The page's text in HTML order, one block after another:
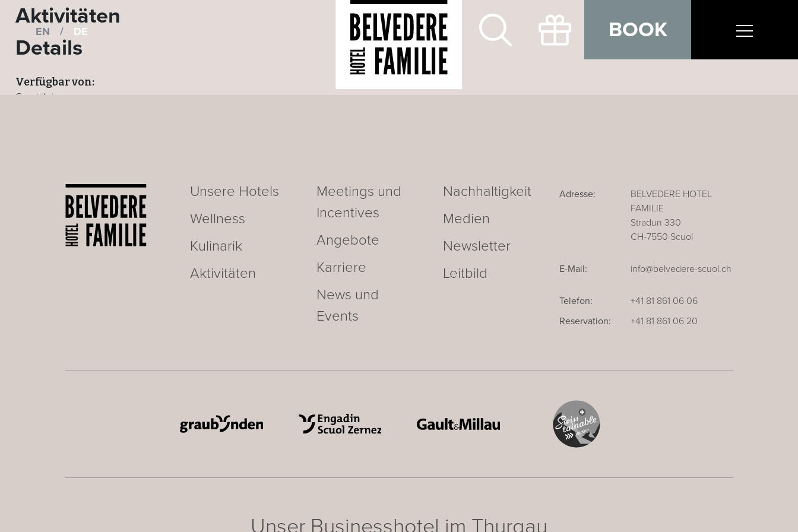
EN / DE BOOK
Aktivitäten
Details
Verfügbar von:
Ganzjährig
Unsere Hotels
Wellness
Kulinarik
Aktivitäten
Meetings und
Incentives
Angebote
Karriere
News und
Events
Nachhaltigkeit
Medien
Newsletter
Leitbild
Adresse:
BELVEDERE HOTEL
FAMILIE
Stradun 330
CH-7550 Scuol
E-Mail: info@belvedere-scuol.ch
Telefon:
+41 81 861 06 06
Reservation:
+41 81 861 06 20
Unser Businesshotel im Thurgau